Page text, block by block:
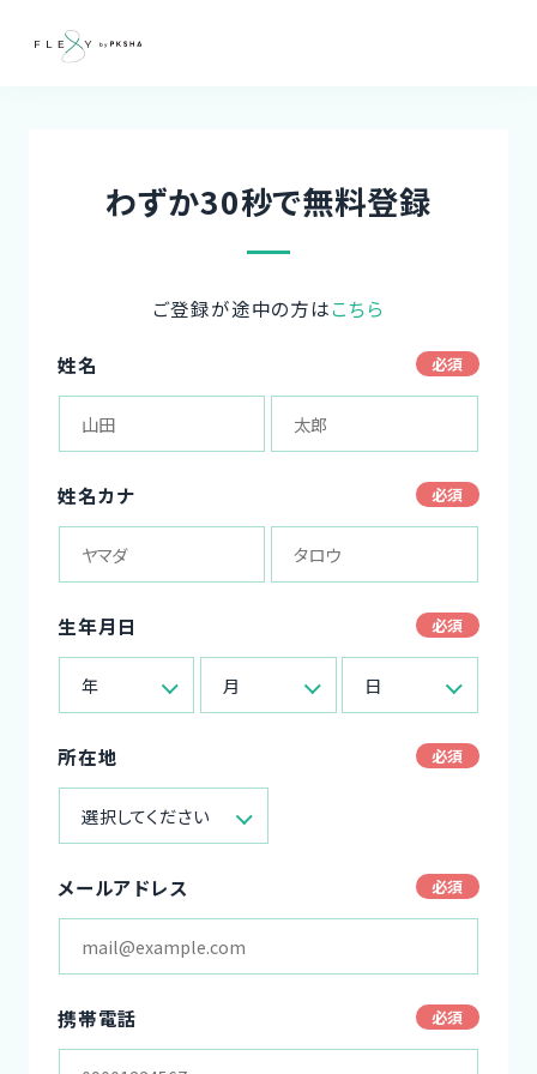
わずか30秒で無料登録
ご登録が途中の方はこちら
姓名
姓名カナ
生年月日
年 月 日
所在地
選択してください
メールアドレス
携帯電話